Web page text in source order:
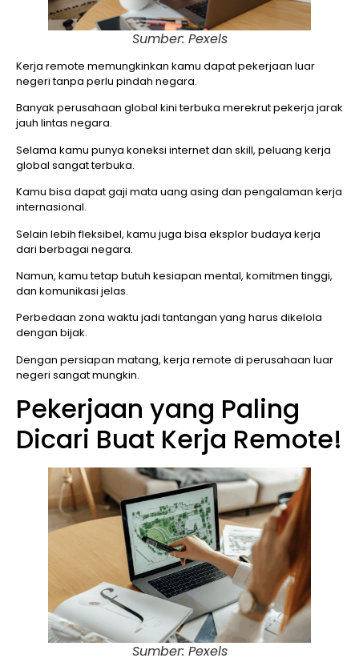
Sumber: Pexels
Kerja remote memungkinkan kamu dapat pekerjaan luar
negeri tanpa perlu pindah negara.
Banyak perusahaan global kini terbuka merekrut pekerja jarak
jauh lintas negara.
Selama kamu punya koneksi internet dan skill, peluang kerja
global sangat terbuka.
Kamu bisa dapat gaji mata uang asing dan pengalaman kerja
internasional.
Selain lebih fleksibel, kamu juga bisa eksplor budaya kerja
dari berbagai negara.
Namun, kamu tetap butuh kesiapan mental, komitmen tinggi,
dan komunikasi jelas.
Perbedaan zona waktu jadi tantangan yang harus dikelola
dengan bijak.
Dengan persiapan matang, kerja remote di perusahaan luar
negeri sangat mungkin.
Pekerjaan yang Paling
Dicari Buat Kerja Remote!
Sumber: Pexels